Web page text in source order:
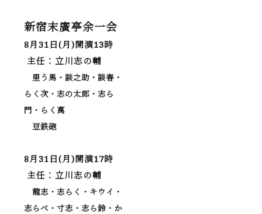
新宿末廣亭余一会
8月31日(月)開演13時
主任：立川志の輔
里う馬・談之助・談春・
らく次・志の太郎・志ら
門・らく萬
豆鉄砲
8月31日(月)開演17時
主任：立川志の輔
龍志・志らく・キウイ・
志らべ・寸志・志ら鈴・か